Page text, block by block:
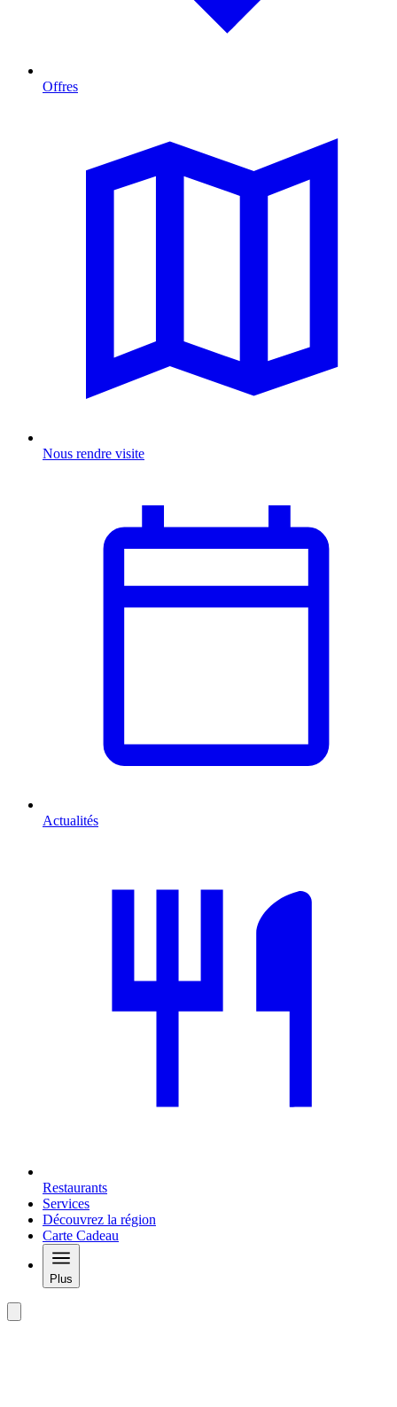
Offres
Nous rendre visite
Actualités
Restaurants
Services
Découvrez la région
Carte Cadeau
Plus